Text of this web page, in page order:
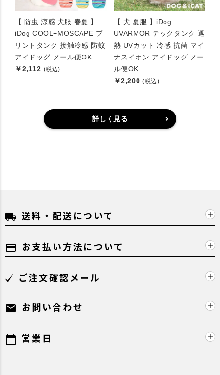
【 防虫 涼感 犬服 春夏 】
iDog COOL+MOSCAPE プ
リントタンク 接触冷感 防蚊
アイドッグ メール便OK
￥2,112 (税込)
【 犬 夏服 】iDog
UVARMOR テックタンク 遮
熱 UVカット 冷感 抗菌 マイ
ナスイオン アイドッグ メー
ル便OK
￥2,200 (税込)
詳しく見る
local_shipping 送料・配送について
payment お支払い方法について
ご注文確認メール
mail お問い合わせ
calendar_today 営業日